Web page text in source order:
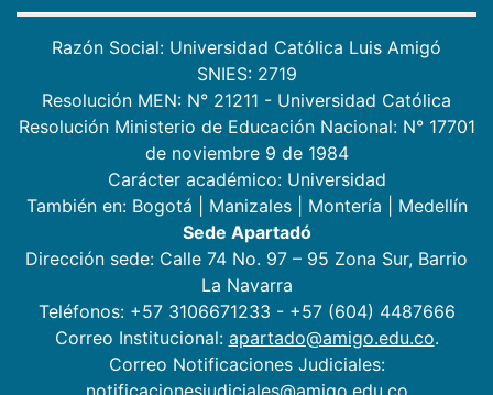
Razón Social: Universidad Católica Luis Amigó
SNIES: 2719
Resolución MEN: N° 21211 - Universidad Católica
Resolución Ministerio de Educación Nacional: N° 17701
de noviembre 9 de 1984
Carácter académico: Universidad
También en: Bogotá Manizales| Montería
Medellín
Sede Apartadó
Dirección sede: Calle 74 No. 97 – 95 Zona Sur, Barrio
La Navarra
Teléfonos: +57 3106671233 - +57 (604) 4487666
Correo Institucional: apartado@amigo.edu.co.
Correo Notificaciones Judiciales: